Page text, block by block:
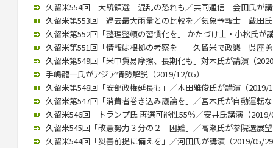
久留米554回 大統領選 混乱の恐れも／共同通信 会田氏が講
久留米第553回 過去最大雨量との比較を／気象予報士 蔵田
久留米第552回「整理整頓の習慣化を」 かたづけ士・小松氏が
久留米第551回「情報は根拠の考察を」 久留米で政懇 呉座
久留米第549回「米中貿易摩擦、長期化も」対木氏が講演（
手嶋龍一氏がアジア情勢解説（2019/12/05）
久留米第548回「安部政権延長も」／本田雅俊氏が講演（2019/
久留米第547回「消費者巻き込み議論を」／宮木氏が自動運転
久留米546回 トランプ氏 再選可能性55％／安井氏講演（
久留米545回「改憲勢力３分の２ 困難」／高瀬氏が参院選展
久留米544回「災害前提に備えを」／河田氏が講演（2019/05/